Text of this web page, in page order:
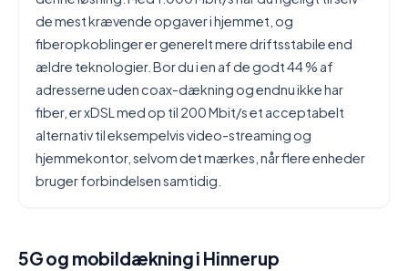
de mest krævende opgaver i hjemmet, og
fiberopkoblinger er generelt mere driftsstabile end
ældre teknologier. Bor du i en af de godt 44 % af
adresserne uden coax-dækning og endnu ikke har
fiber, er xDSL med op til 200 Mbit/s et acceptabelt
alternativ til eksempelvis video-streaming og
hjemmekontor, selvom det mærkes, når flere enheder
bruger forbindelsen samtidig.
5G og mobildækning i Hinnerup